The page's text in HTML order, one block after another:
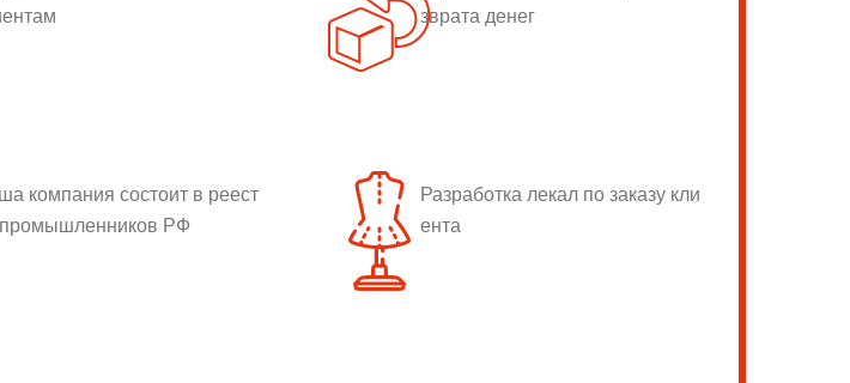
зврата денег
компания состоит в реест
РФ
Разработка лекал по заказу кли
ента